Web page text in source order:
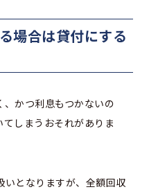
場合は貸付にする
かつ利息もつかないの
しまうおそれがありま
となりますが、全額回収